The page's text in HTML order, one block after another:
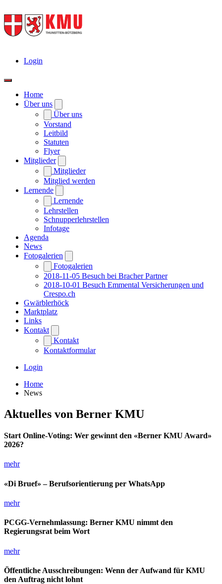
Login
Home
Über uns
Über uns
Vorstand
Leitbild
Statuten
Flyer
Mitglieder
Mitglieder
Mitglied werden
Lernende
Lernende
Lehrstellen
Schnupperlehrstellen
Infotage
Agenda
News
Fotogalerien
Fotogalerien
2018-11-05 Besuch bei Bracher Partner
2018-10-01 Besuch Emmental Versicherungen und
Crespo.ch
Gwärblerhöck
Marktplatz
Links
Kontakt
Kontakt
Kontaktformular
Login
Home
News
Aktuelles von Berner KMU
Start Online-Voting: Wer gewinnt den «Berner KMU Award»
2026?
mehr
«Di Bruef» – Berufsorientierung per WhatsApp
mehr
PCGG-Vernehmlassung: Berner KMU nimmt den
Regierungsrat beim Wort
mehr
Öffentliche Ausschreibungen: Wenn der Aufwand für KMU
den Auftrag nicht lohnt